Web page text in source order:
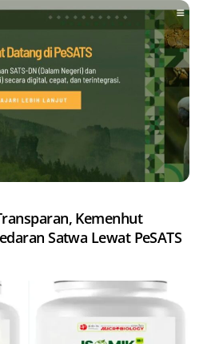
Kemenhut
Satwa Lewat PeSATS